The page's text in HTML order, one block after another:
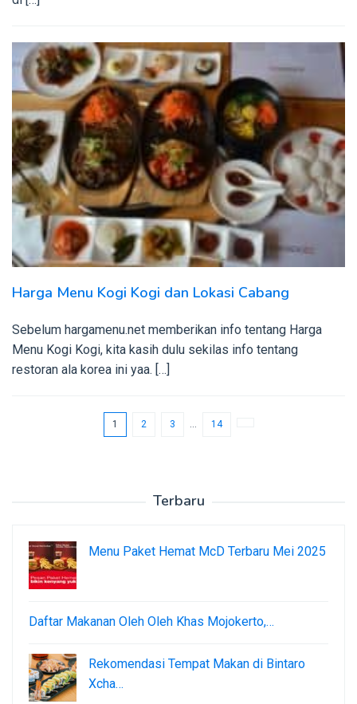
Harga Menu Kogi Kogi dan Lokasi Cabang
Sebelum hargamenu.net memberikan info tentang Harga
Menu Kogi Kogi, kita kasih dulu sekilas info tentang
restoran ala korea ini yaa. […]
1 2 3 … 14
Terbaru
Menu Paket Hemat McD Terbaru Mei 2025
Daftar Makanan Oleh Oleh Khas Mojokerto,…
Rekomendasi Tempat Makan di Bintaro
Xcha…